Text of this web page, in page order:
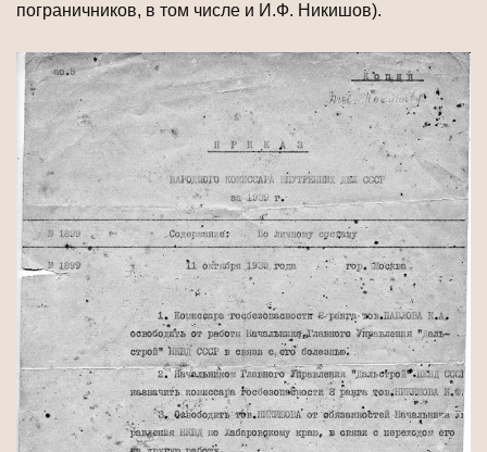
пограничников, в том числе и И.Ф. Никишов).